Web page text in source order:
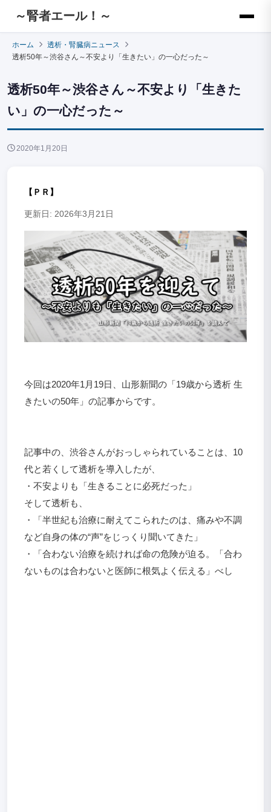
～腎者エール！～
ホーム
透析・腎臓病ニュース
透析50年～渋谷さん～不安より「生きたい」の一心だった～
透析50年～渋谷さん～不安より「生きた
い」の一心だった～
2020年1月20日
【ＰＲ】
更新日: 2026年3月21日
今回は2020年1月19日、山形新聞の「19歳から透析 生
きたいの50年」の記事からです。
記事中の、渋谷さんがおっしゃられていることは、10
代と若くして透析を導入したが、
・不安よりも「生きることに必死だった」
そして透析も、
・「半世紀も治療に耐えてこられたのは、痛みや不調
など自身の体の“声”をじっくり聞いてきた」
・「合わない治療を続ければ命の危険が迫る。「合わ
ないものは合わないと医師に根気よく伝える」べし